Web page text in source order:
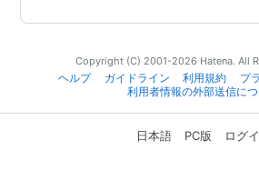
Copyright (C) 2001-2026 Hatena. All
ヘルプ
ガイドライン 利用規約
プ
利用者情報の外部送信に
日本語 PC版 ログ